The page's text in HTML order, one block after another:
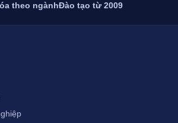
theo ngànhĐào tạo từ 2009